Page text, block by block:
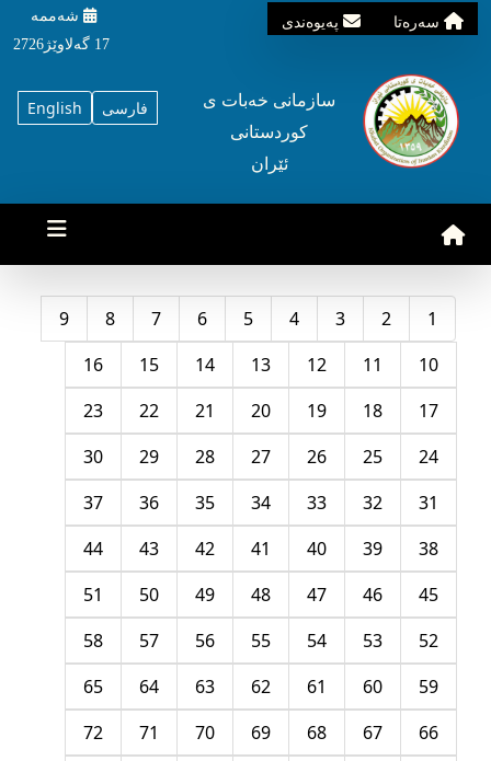
سه‌ره‌تا په‌یوه‌ندی
شه‌ممه‌
17 گه‌لاوێژ2726
English فارسی
سازمانی خه‌بات ی
کوردستانی
ئێران
1
2
3
4
5
6
7
8
9
10
11
12
13
14
15
16
17
18
19
20
21
22
23
24
25
26
27
28
29
30
31
32
33
34
35
36
37
38
39
40
41
42
43
44
45
46
47
48
49
50
51
52
53
54
55
56
57
58
59
60
61
62
63
64
65
66
67
68
69
70
71
72